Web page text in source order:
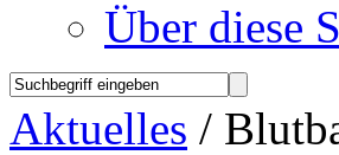
Über diese
Aktuelles /